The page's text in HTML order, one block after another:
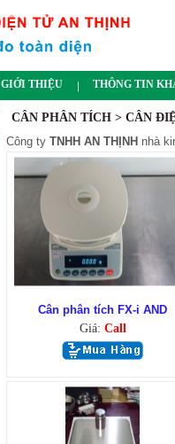
GIỚI THIỆU THÔNG TIN
CÂN PHÂN TÍCH > CÂN
Công ty TNHH AN THỊNH nhà
Cân phân tích FX-i AND
Giá: Call